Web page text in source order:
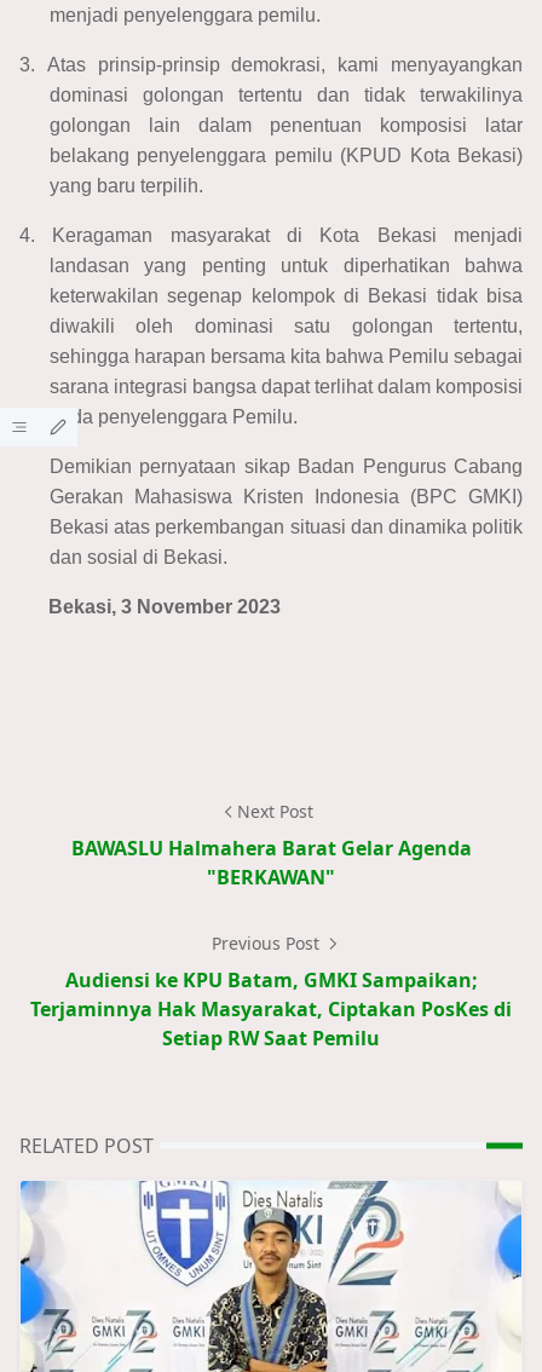
menjadi penyelenggara pemilu.
3. Atas prinsip-prinsip demokrasi, kami menyayangkan
dominasi golongan tertentu dan tidak terwakilinya
golongan lain dalam penentuan komposisi latar
belakang penyelenggara pemilu (KPUD Kota Bekasi)
yang baru terpilih.
4.
Keragaman masyarakat di Kota Bekasi menjadi
landasan yang penting untuk diperhatikan bahwa
keterwakilan segenap kelompok di Bekasi tidak bisa
diwakili oleh dominasi satu golongan tertentu,
sehingga harapan bersama kita bahwa Pemilu sebagai
sarana integrasi bangsa dapat terlihat dalam komposisi
pada penyelenggara Pemilu.
Demikian pernyataan sikap Badan Pengurus Cabang
Gerakan Mahasiswa Kristen Indonesia (BPC GMKI)
Bekasi atas perkembangan situasi dan dinamika politik
dan sosial di Bekasi.
Bekasi, 3 November 2023
Next Post
BAWASLU Halmahera Barat Gelar Agenda
"BERKAWAN"
Previous Post
Audiensi ke KPU Batam, GMKI Sampaikan;
Terjaminnya Hak Masyarakat, Ciptakan PosKes di
Setiap RW Saat Pemilu
RELATED POST